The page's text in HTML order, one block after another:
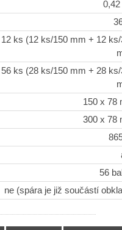
12 ks (12 ks/150 mm + 12
56 ks (28 ks/150 mm + 28
150 x 78
300 x 78
56
ne (spára je již součástí